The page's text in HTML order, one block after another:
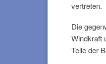
vertreten.
Die
Windkraft
Teile der